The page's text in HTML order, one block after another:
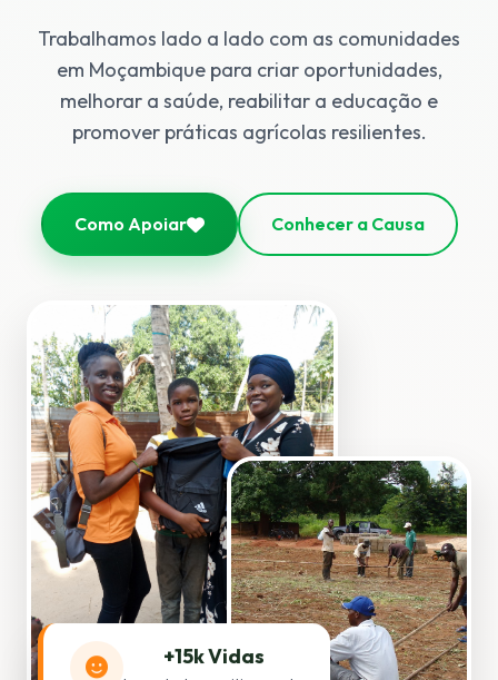
Trabalhamos lado a lado com as comunidades
em Moçambique para criar oportunidades,
melhorar a saúde, reabilitar a educação e
promover práticas agrícolas resilientes.
Como Apoiar Conhecer a Causa
+15k Vidas